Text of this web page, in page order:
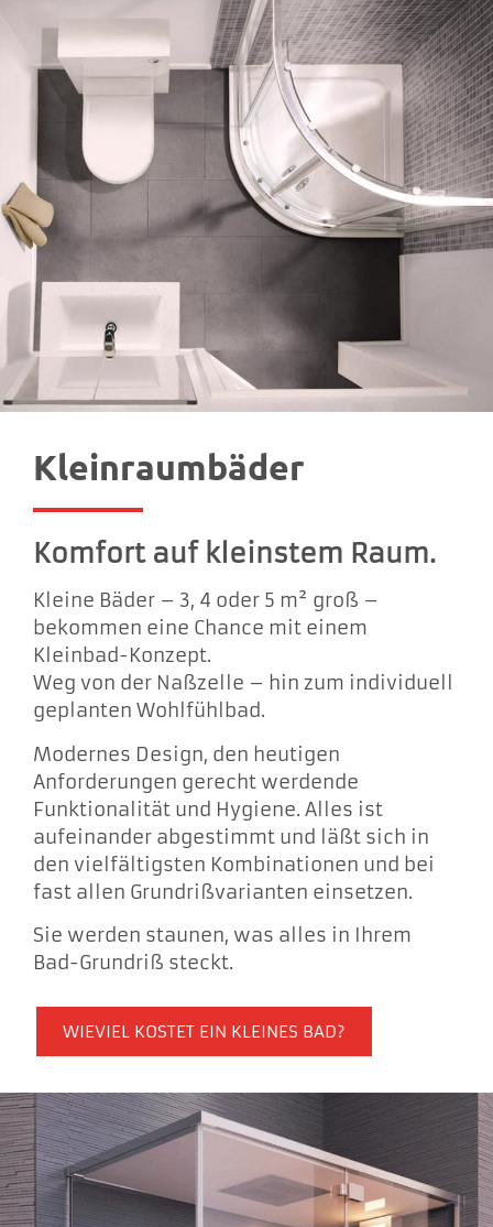
Kleinraumbäder
Komfort auf kleinstem Raum.
Kleine Bäder – 3, 4 oder 5 m² groß –
bekommen eine Chance mit einem
Kleinbad-Konzept.
Weg von der Naßzelle – hin zum individuell
geplanten Wohlfühlbad.
Modernes Design, den heutigen
Anforderungen gerecht werdende
Funktionalität und Hygiene. Alles ist
aufeinander abgestimmt und läßt sich in
den vielfältigsten Kombinationen und bei
fast allen Grundrißvarianten einsetzen.
Sie werden staunen, was alles in Ihrem
Bad-Grundriß steckt.
WIEVIEL KOSTET EIN KLEINES BAD?